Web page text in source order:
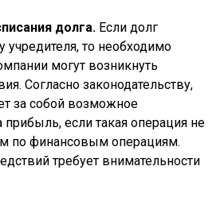
долга. Если долг
учредителя, то необходимо
могут возникнуть
Согласно законодательству,
за собой возможное
прибыль, если такая операция не
по финансовым операциям.
требует внимательности